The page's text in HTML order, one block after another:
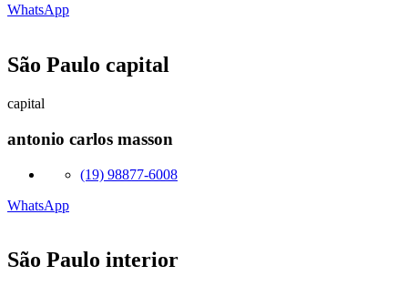
WhatsApp
São Paulo capital
capital
antonio carlos masson
(19) 98877-6008
WhatsApp
São Paulo interior